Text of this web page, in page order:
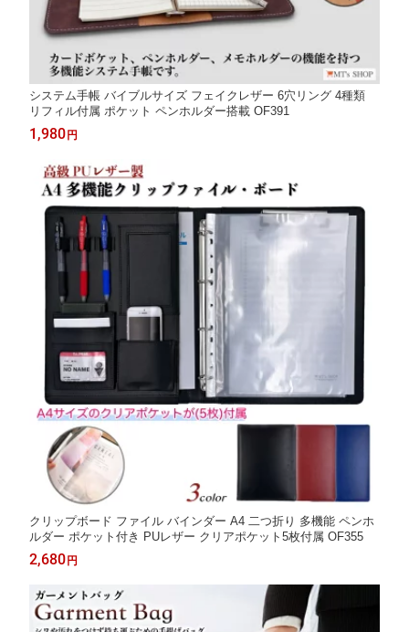
システム手帳 バイブルサイズ フェイクレザー 6穴リング 4種類
リフィル付属 ポケット ペンホルダー搭載 OF391
1,980円
クリップボード ファイル バインダー A4 二つ折り 多機能 ペンホ
ルダー ポケット付き PUレザー クリアポケット5枚付属 OF355
2,680円